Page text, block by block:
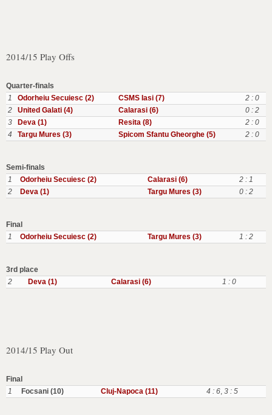
2014/15 Play Offs
Quarter-finals
1
Odorheiu Secuiesc (2) CSMS Iasi (7)
2 : 0
2
United Galati (4) Calarasi (6)
0 : 2
3
Deva (1) Resita (8)
2 : 0
4
Targu Mures (3) Spicom Sfantu Gheorghe (5) 2 : 0
Semi-finals
1
Odorheiu Secuiesc (2) Calarasi (6)
2 : 1
2
Deva (1) Targu Mures (3) 0 : 2
Final
1
Odorheiu Secuiesc (2) Targu Mures (3) 1 : 2
3rd place
2
Deva (1) Calarasi (6) 1 : 0
2014/15 Play Out
Final
1
Focsani (10) Cluj-Napoca (11) 4 : 6, 3 : 5